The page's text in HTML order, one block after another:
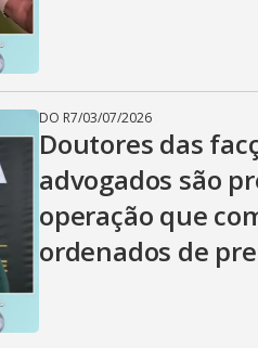
i
d
e
o
DO R7/03/07/2026
Doutores das
advogados são
operação que
ordenados de